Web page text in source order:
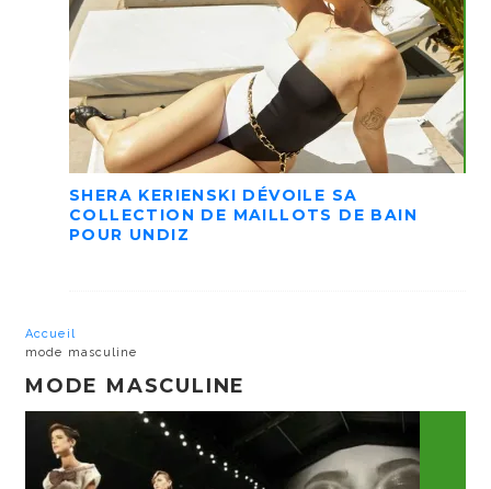
SHERA KERIENSKI DÉVOILE SA
COLLECTION DE MAILLOTS DE BAIN
POUR UNDIZ
Accueil
mode masculine
MODE MASCULINE